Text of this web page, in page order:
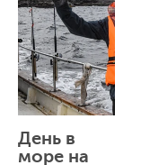
День в
море на